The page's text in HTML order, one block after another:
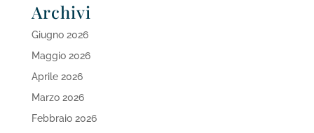
Archivi
Giugno 2026
Maggio 2026
Aprile 2026
Marzo 2026
Febbraio 2026